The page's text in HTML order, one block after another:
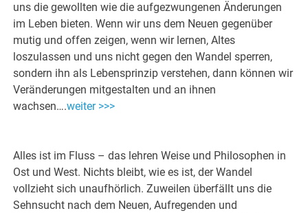
uns die gewollten wie die aufgezwungenen Änderungen
im Leben bieten. Wenn wir uns dem Neuen gegenüber
mutig und offen zeigen, wenn wir lernen, Altes
loszulassen und uns nicht gegen den Wandel sperren,
sondern ihn als Lebensprinzip verstehen, dann können wir
Veränderungen mitgestalten und an ihnen
wachsen….weiter >>>
Alles ist im Fluss – das lehren Weise und Philosophen in
Ost und West. Nichts bleibt, wie es ist, der Wandel
vollzieht sich unaufhörlich. Zuweilen überfällt uns die
Sehnsucht nach dem Neuen, Aufregenden und